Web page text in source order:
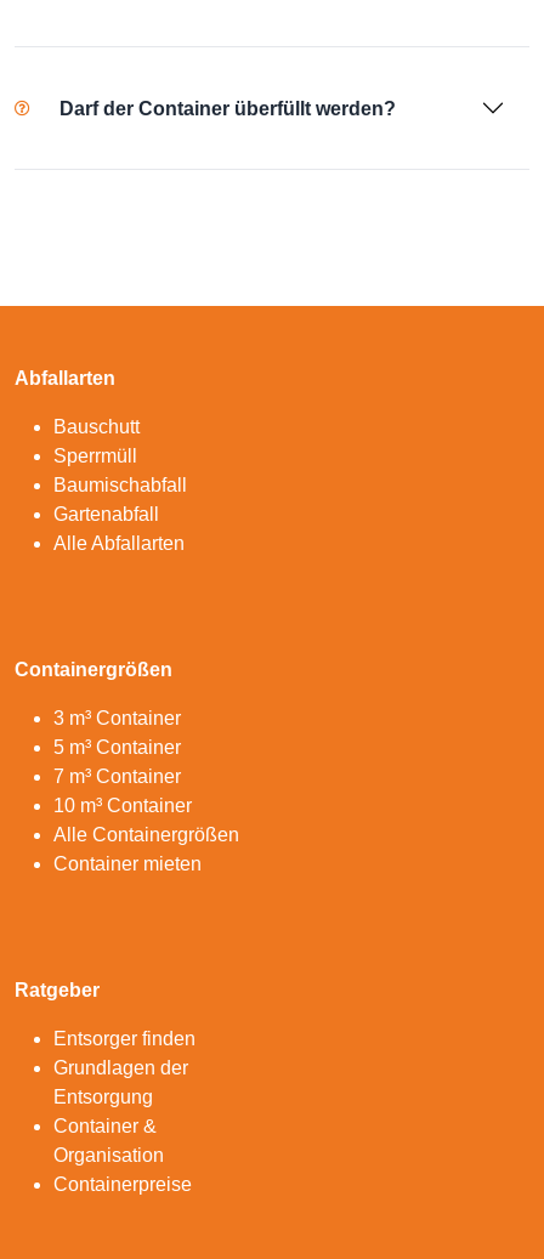
Darf der Container überfüllt werden?
Abfallarten
Bauschutt
Sperrmüll
Baumischabfall
Gartenabfall
Alle Abfallarten
Containergrößen
3 m³ Container
5 m³ Container
7 m³ Container
10 m³ Container
Alle Containergrößen
Container mieten
Ratgeber
Entsorger finden
Grundlagen der
Entsorgung
Container &
Organisation
Containerpreise